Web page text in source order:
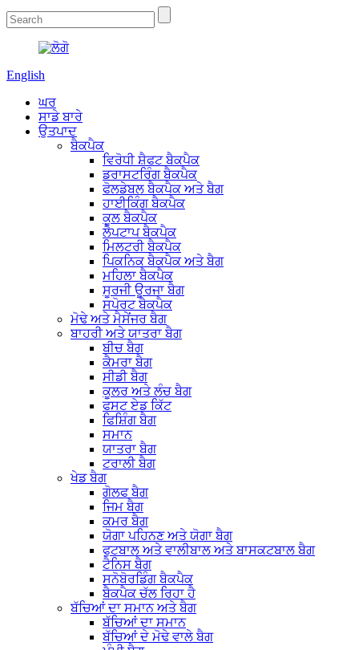
English
ਘਰ
ਸਾਡੇ ਬਾਰੇ
ਉਤਪਾਦ
ਬੈਕਪੈਕ
ਵਿਰੋਧੀ ਸ਼ੈਫਟ ਬੈਕਪੈਕ
ਡਰਾਸਟਰਿੰਗ ਬੈਕਪੈਕ
ਫੋਲਡੇਬਲ ਬੈਕਪੈਕ ਅਤੇ ਬੈਗ
ਹਾਈਕਿੰਗ ਬੈਕਪੈਕ
ਕੂਲ ਬੈਕਪੈਕ
ਲੈਪਟਾਪ ਬੈਕਪੈਕ
ਮਿਲਟਰੀ ਬੈਕਪੈਕ
ਪਿਕਨਿਕ ਬੈਕਪੈਕ ਅਤੇ ਬੈਗ
ਮਹਿਲਾ ਬੈਕਪੈਕ
ਸੂਰਜੀ ਊਰਜਾ ਬੈਗ
ਸਪੋਰਟ ਬੈਕਪੈਕ
ਮੋਢੇ ਅਤੇ ਮੈਸੇਂਜਰ ਬੈਗ
ਬਾਹਰੀ ਅਤੇ ਯਾਤਰਾ ਬੈਗ
ਬੀਚ ਬੈਗ
ਕੈਮਰਾ ਬੈਗ
ਸੀਡੀ ਬੈਗ
ਕੂਲਰ ਅਤੇ ਲੰਚ ਬੈਗ
ਫਸਟ ਏਡ ਕਿੱਟ
ਫਿਸ਼ਿੰਗ ਬੈਗ
ਸਮਾਨ
ਯਾਤਰਾ ਬੈਗ
ਟਰਾਲੀ ਬੈਗ
ਖੇਡ ਬੈਗ
ਗੋਲਫ ਬੈਗ
ਜਿਮ ਬੈਗ
ਕਮਰ ਬੈਗ
ਯੋਗਾ ਪਹਿਨਣ ਅਤੇ ਯੋਗਾ ਬੈਗ
ਫੁਟਬਾਲ ਅਤੇ ਵਾਲੀਬਾਲ ਅਤੇ ਬਾਸਕਟਬਾਲ ਬੈਗ
ਟੈਨਿਸ ਬੈਗ
ਸਨੋਬੋਰਡਿੰਗ ਬੈਕਪੈਕ
ਬੈਕਪੈਕ ਚੱਲ ਰਿਹਾ ਹੈ
ਬੱਚਿਆਂ ਦਾ ਸਮਾਨ ਅਤੇ ਬੈਗ
ਬੱਚਿਆਂ ਦਾ ਸਮਾਨ
ਬੱਚਿਆਂ ਦੇ ਮੋਢੇ ਵਾਲੇ ਬੈਗ